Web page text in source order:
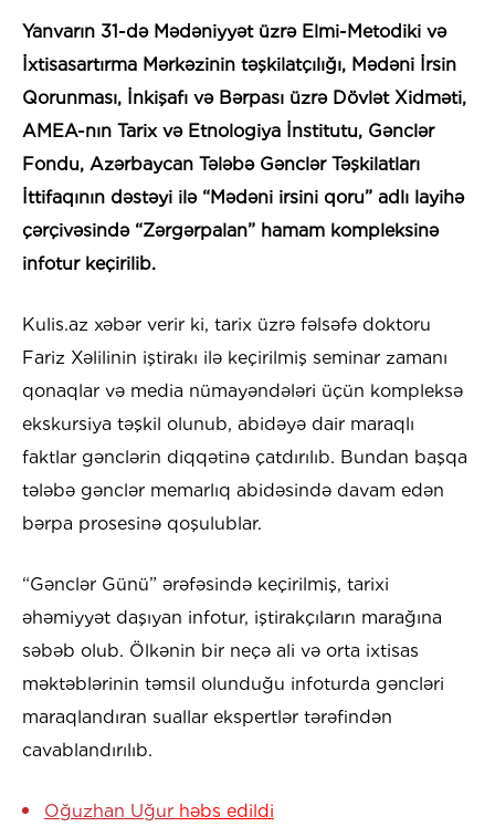
Yanvarın 31-də Mədəniyyət üzrə Elmi-Metodiki və
İxtisasartırma Mərkəzinin təşkilatçılığı, Mədəni İrsin
Qorunması, İnkişafı və Bərpası üzrə Dövlət Xidməti,
AMEA-nın Tarix və Etnologiya İnstitutu, Gənclər
Fondu, Azərbaycan Tələbə Gənclər Təşkilatları
İttifaqının dəstəyi ilə “Mədəni irsini qoru” adlı layihə
çərçivəsində “Zərgərpalan” hamam kompleksinə
infotur keçirilib.
Kulis.az xəbər verir ki, tarix üzrə fəlsəfə doktoru
Fariz Xəlilinin iştirakı ilə keçirilmiş seminar zamanı
qonaqlar və media nümayəndələri üçün kompleksə
ekskursiya təşkil olunub, abidəyə dair maraqlı
faktlar gənclərin diqqətinə çatdırılıb. Bundan başqa
tələbə gənclər memarlıq abidəsində davam edən
bərpa prosesinə qoşulublar.
“Gənclər Günü” ərəfəsində keçirilmiş, tarixi
əhəmiyyət daşıyan infotur, iştirakçıların marağına
səbəb olub. Ölkənin bir neçə ali və orta ixtisas
məktəblərinin təmsil olunduğu infoturda gəncləri
maraqlandıran suallar ekspertlər tərəfindən
cavablandırılıb.
Oğuzhan Uğur həbs edildi